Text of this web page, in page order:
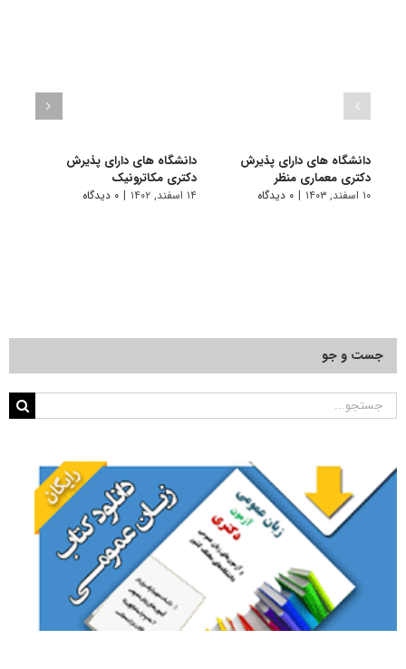
دانشگاه های دارای پذیرش
دکتری ﻣﻌﻤﺎری منظر
۱۰ اسفند, ۱۴۰۳ | ۰ دیدگاه
دانشگاه های دارای پذیرش
دکتری مکاترونیک
۱۴ اسفند, ۱۴۰۲ | ۰ دیدگاه
جست و جو
جستجو